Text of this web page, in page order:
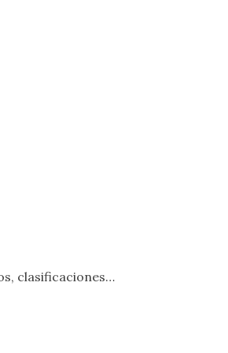
clasificaciones…